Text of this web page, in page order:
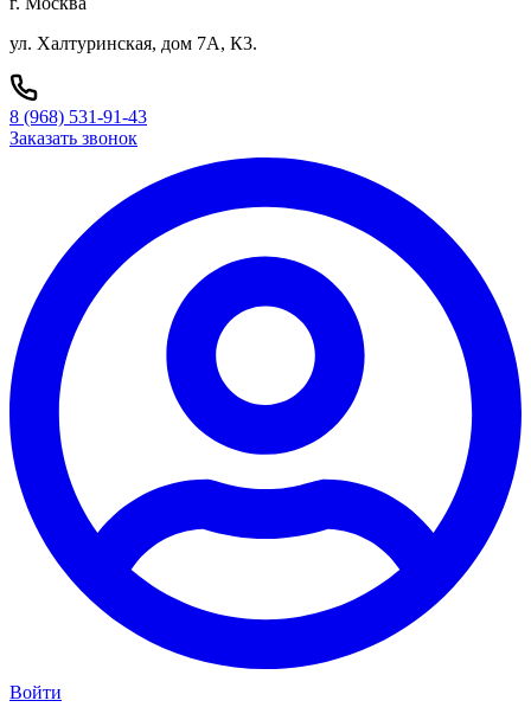
ул. Халтуринская, дом 7А, К3.
8 (968) 531-91-43
Заказать звонок
Войти